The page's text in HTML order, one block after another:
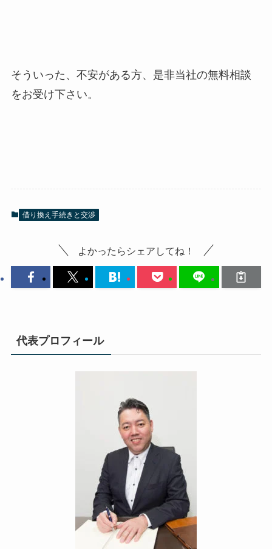
そういった、不安がある方、是非当社の無料相談
をお受け下さい。
借り換え手続きと交渉
よかったらシェアしてね！
代表プロフィール